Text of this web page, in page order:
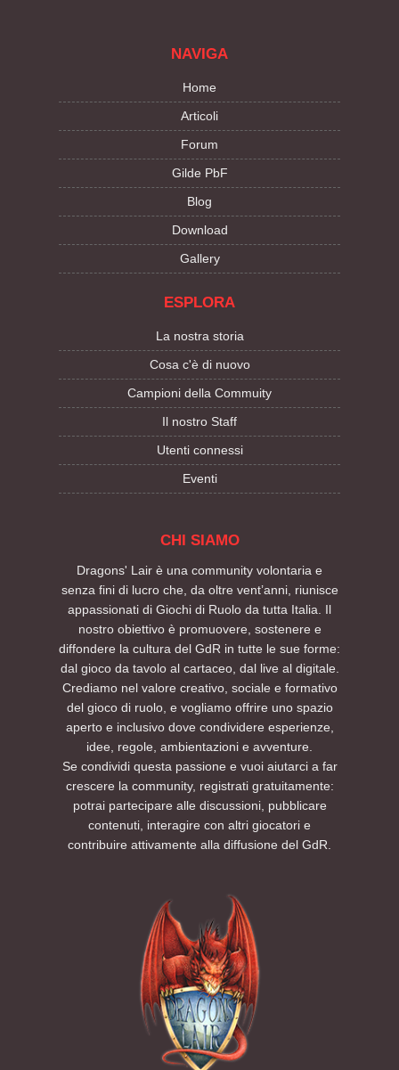
NAVIGA
Home
Articoli
Forum
Gilde PbF
Blog
Download
Gallery
ESPLORA
La nostra storia
Cosa c'è di nuovo
Campioni della Commuity
Il nostro Staff
Utenti connessi
Eventi
CHI SIAMO
Dragons' Lair è una community volontaria e
senza fini di lucro che, da oltre vent’anni, riunisce
appassionati di Giochi di Ruolo da tutta Italia. Il
nostro obiettivo è promuovere, sostenere e
diffondere la cultura del GdR in tutte le sue forme:
dal gioco da tavolo al cartaceo, dal live al digitale.
Crediamo nel valore creativo, sociale e formativo
del gioco di ruolo, e vogliamo offrire uno spazio
aperto e inclusivo dove condividere esperienze,
idee, regole, ambientazioni e avventure.
Se condividi questa passione e vuoi aiutarci a far
crescere la community, registrati gratuitamente:
potrai partecipare alle discussioni, pubblicare
contenuti, interagire con altri giocatori e
contribuire attivamente alla diffusione del GdR.